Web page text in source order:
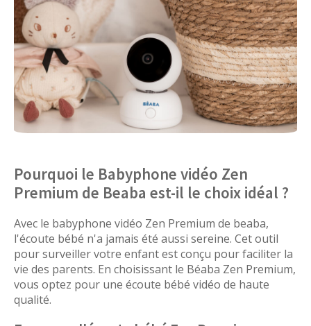
Pourquoi le Babyphone vidéo Zen
Premium de Beaba est-il le choix idéal ?
Avec le babyphone vidéo Zen Premium de beaba,
l'écoute bébé n'a jamais été aussi sereine. Cet outil
pour surveiller votre enfant est conçu pour faciliter la
vie des parents. En choisissant le Béaba Zen Premium,
vous optez pour une écoute bébé vidéo de haute
qualité.